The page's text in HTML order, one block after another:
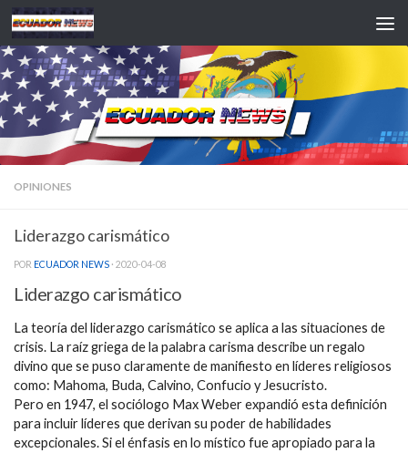
Saltar al contenido
OPINIONES
Liderazgo carismático
POR ECUADOR NEWS · 2020-04-08
Liderazgo carismático
La teoría del liderazgo carismático se aplica a las situaciones de
crisis. La raíz griega de la palabra carisma describe un regalo
divino que se puso claramente de manifiesto en líderes religiosos
como: Mahoma, Buda, Calvino, Confucio y Jesucristo.
Pero en 1947, el sociólogo Max Weber expandió esta definición
para incluir líderes que derivan su poder de habilidades
excepcionales. Si el énfasis en lo místico fue apropiado para la